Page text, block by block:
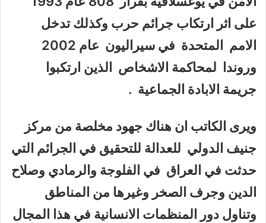
على اثر ارتكاب جرائم حرب وكذلك تدخل
وروندا لمحاكمة الاشخاص الذين ارتكبوا
جريمة الابادة الجماعية .
ويرى الكاتب ان هناك جهود مخلصة من مركز
جنيف الدولي للعدالة للتحقيق في الجرائم التي
حدثت في العراق في الفلوجة والرمادي وصلاح
الدين وجرف الصخر وغيرها من المناطق
وتناول دور المنظمات الانسانية في هذا المجال